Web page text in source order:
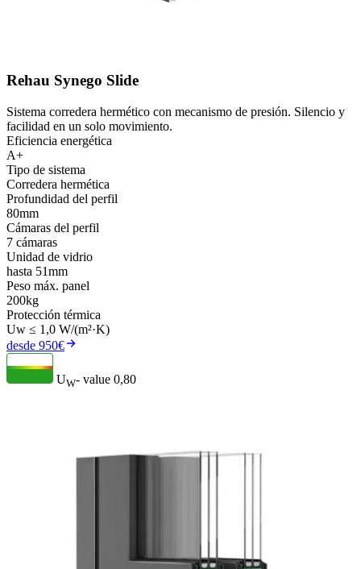
Rehau Synego Slide
Sistema corredera hermético con mecanismo de presión. Silencio y
facilidad en un solo movimiento.
Eficiencia energética
A+
Tipo de sistema
Corredera hermética
Profundidad del perfil
80mm
Cámaras del perfil
7 cámaras
Unidad de vidrio
hasta 51mm
Peso máx. panel
200kg
Protección térmica
Uw ≤ 1,0 W/(m²·K)
desde 950€
UW- value 0,80